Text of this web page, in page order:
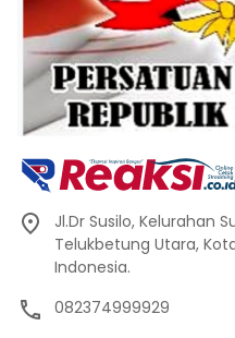
Jl.Dr Susilo, Kelurahan
Telukbetung Utara,
Indonesia.
082374999929